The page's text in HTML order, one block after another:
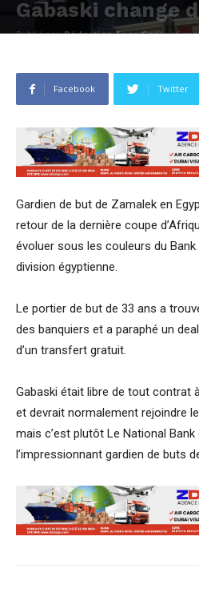
Gabaski change
Publié par Rédaction Togo Goal - 6
Facebook Twitter
Gardien de but de Zamalek en
retour de la dernière coupe
évoluer sous les couleurs du
division égyptienne.
Le portier de but de 33 ans a
des banquiers et a paraphé un
d’un transfert gratuit.
Gabaski était libre de tout contrat
et devrait normalement rejoindre
mais c’est plutôt Le National
l’impressionnant gardien de buts